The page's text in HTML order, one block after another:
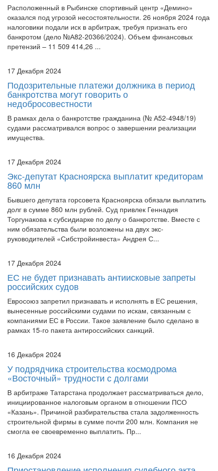
Расположенный в Рыбинске спортивный центр «Демино»
оказался под угрозой несостоятельности. 26 ноября 2024 года
налоговики подали иск в арбитраж, требуя признать его
банкротом (дело №А82-20366/2024). Объем финансовых
претензий – 11 509 414,26 ...
17 Декабря 2024
Подозрительные платежи должника в период
банкротства могут говорить о
недобросовестности
В рамках дела о банкротстве гражданина (№ А52-4948/19)
судами рассматривался вопрос о завершении реализации
имущества.
17 Декабря 2024
Экс-депутат Красноярска выплатит кредиторам
860 млн
Бывшего депутата горсовета Красноярска обязали выплатить
долг в сумме 860 млн рублей. Суд привлек Геннадия
Торгунакова к субсидиарке по делу о банкротстве. Вместе с
ним обязательства были возложены на двух экс-
руководителей «Сибстройинвеста» Андрея С...
17 Декабря 2024
ЕС не будет признавать антиисковые запреты
российских судов
Евросоюз запретил признавать и исполнять в ЕС решения,
вынесенные российскими судами по искам, связанным с
компаниями ЕС в России. Такое заявление было сделано в
рамках 15-го пакета антироссийских санкций.
16 Декабря 2024
У подрядчика строительства космодрома
«Восточный» трудности с долгами
В арбитраже Татарстана продолжает рассматриваться дело,
инициированное налоговым органом в отношении ПСО
«Казань». Причиной разбирательства стала задолженность
строительной фирмы в сумме почти 200 млн. Компания не
смогла ее своевременно выплатить. Пр...
16 Декабря 2024